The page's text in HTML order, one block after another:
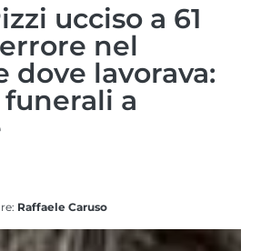
ucciso a 61
nel
dove lavorava:
a
Raffaele Caruso